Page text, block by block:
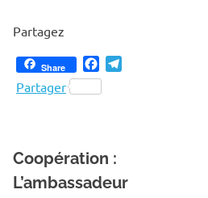
Partagez
Share Facebook
Partager
Coopération :
L’ambassadeur